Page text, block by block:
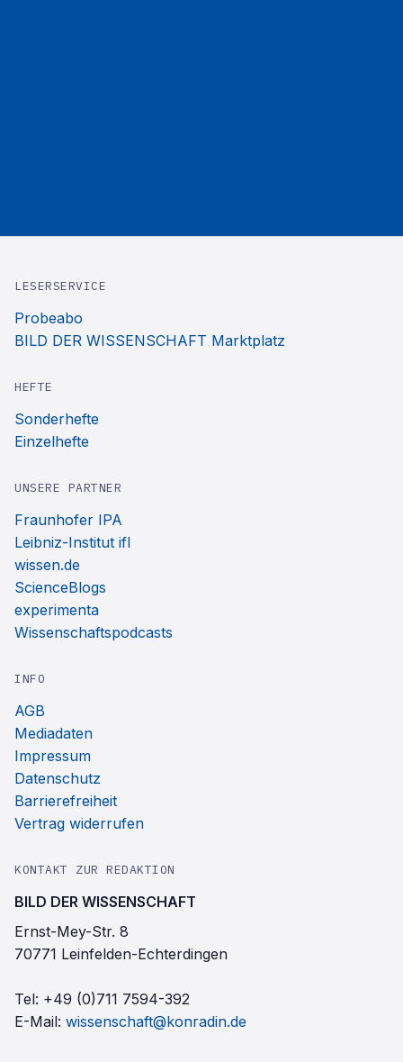
LESERSERVICE
Probeabo
BILD DER WISSENSCHAFT Marktplatz
HEFTE
Sonderhefte
Einzelhefte
UNSERE PARTNER
Fraunhofer IPA
Leibniz-Institut ifl
wissen.de
ScienceBlogs
experimenta
Wissenschaftspodcasts
INFO
AGB
Mediadaten
Impressum
Datenschutz
Barrierefreiheit
Vertrag widerrufen
KONTAKT ZUR REDAKTION
BILD DER WISSENSCHAFT
Ernst-Mey-Str. 8
70771 Leinfelden-Echterdingen
Tel: +49 (0)711 7594-392
E-Mail: wissenschaft@konradin.de